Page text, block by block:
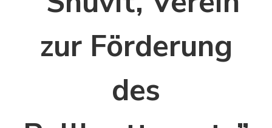
zur Förderung
des